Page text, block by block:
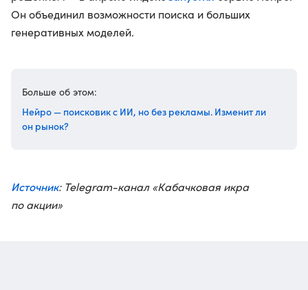
Он объединил возможности поиска и больших
генеративных моделей.
Больше об этом:
Нейро — поисковик с ИИ, но без рекламы. Изменит ли
он рынок?
Источник: Telegram-канал «Кабачковая икра
по акции»